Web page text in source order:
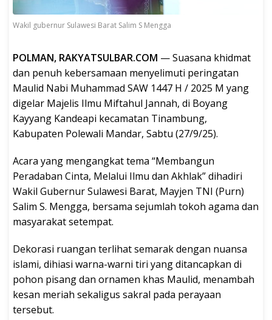
Wakil gubernur Sulawesi Barat Salim S Mengga
POLMAN, RAKYATSULBAR.COM — Suasana khidmat
dan penuh kebersamaan menyelimuti peringatan
Maulid Nabi Muhammad SAW 1447 H / 2025 M yang
digelar Majelis Ilmu Miftahul Jannah, di Boyang
Kayyang Kandeapi kecamatan Tinambung,
Kabupaten Polewali Mandar, Sabtu (27/9/25).
Acara yang mengangkat tema “Membangun
Peradaban Cinta, Melalui Ilmu dan Akhlak” dihadiri
Wakil Gubernur Sulawesi Barat, Mayjen TNI (Purn)
Salim S. Mengga, bersama sejumlah tokoh agama dan
masyarakat setempat.
Dekorasi ruangan terlihat semarak dengan nuansa
islami, dihiasi warna-warni tiri yang ditancapkan di
pohon pisang dan ornamen khas Maulid, menambah
kesan meriah sekaligus sakral pada perayaan
tersebut.